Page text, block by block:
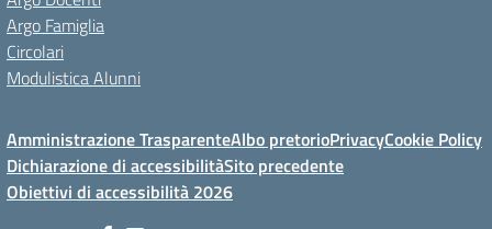
Argo Famiglia
Circolari
Modulistica Alunni
Amministrazione TrasparenteAlbo pretorioPrivacyCookie Policy
Dichiarazione di accessibilitàSito precedente
Obiettivi di accessibilità 2026